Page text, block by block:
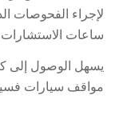
لإجراء الفحوصات
ساعات الاستشارات
يسهل الوصول إلى
مواقف سيارات